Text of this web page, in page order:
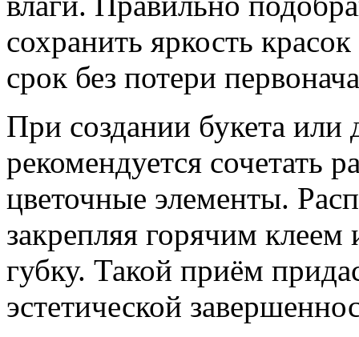
сохранить яркость
срок без потери
При создании букета или
рекомендуется сочетать
цветочные элементы.
закрепляя горячим
губку. Такой приём
эстетической